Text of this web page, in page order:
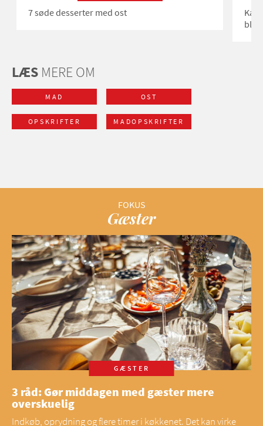
7 søde desserter med ost
Kan
LÆS MERE OM
MAD OST
OPSKRIFTER MADOPSKRIFTER
Gæster
GÆSTER
3 råd: Gør middagen med gæster mere
overskuelig
Indkøb, oprydning og flere timer i køkkenet. Det kan virke